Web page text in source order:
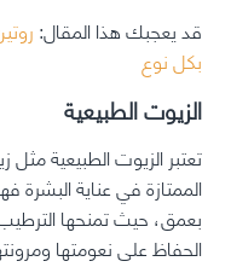
قد يعجبك هذا المقال:
بكل نوع
الزيوت الطبيعية
تعتبر الزيوت الطبيعية مثل
الممتازة في عناية البشرة
بعمق، حيث تمنحها
الحفاظ على نعومتها